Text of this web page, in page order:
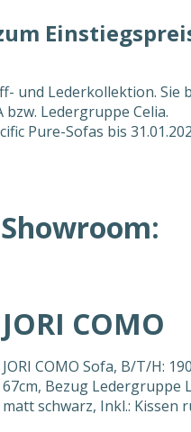
und Lederkollektion. Sie
Ledergruppe Celia.
Pure-Sofas bis
JORI COMO
JORI COMO Sofa, B/T/H:
67cm, Bezug Ledergruppe
matt schwarz, Inkl.: Kissen